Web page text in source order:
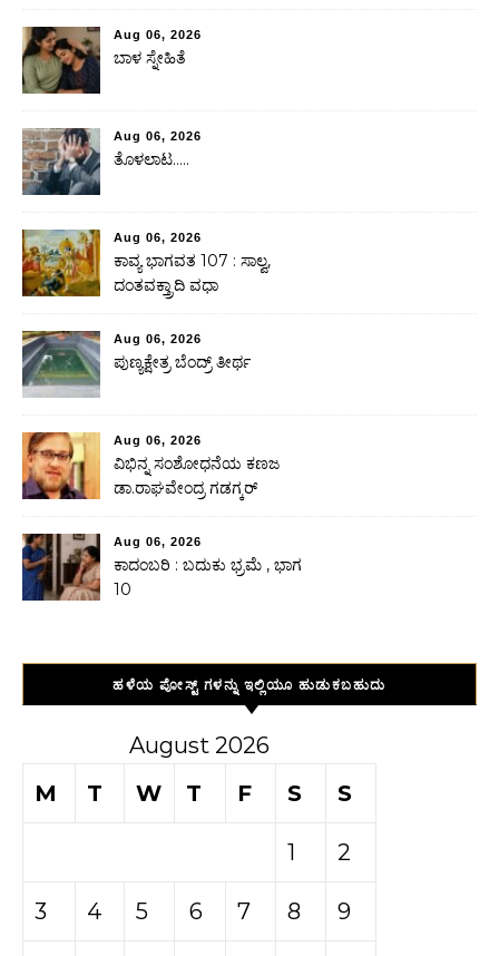
Aug 06, 2026
ಬಾಳ ಸ್ನೇಹಿತೆ
Aug 06, 2026
ತೊಳಲಾಟ…..
Aug 06, 2026
ಕಾವ್ಯ ಭಾಗವತ 107 : ಸಾಲ್ವ,
ದಂತವಕ್ತ್ರಾದಿ ವಧಾ
Aug 06, 2026
ಪುಣ್ಯಕ್ಷೇತ್ರ ಬೆಂದ್ರ್ ತೀರ್ಥ
Aug 06, 2026
ವಿಭಿನ್ನ ಸಂಶೋಧನೆಯ ಕಣಜ
ಡಾ.ರಾಘವೇಂದ್ರ ಗಡಗ್ಕರ್
Aug 06, 2026
ಕಾದಂಬರಿ : ಬದುಕು ಭ್ರಮೆ , ಭಾಗ
10
ಹಳೆಯ ಪೋಸ್ಟ್ ಗಳನ್ನು ಇಲ್ಲಿಯೂ ಹುಡುಕಬಹುದು
August 2026
M
T W T F S S
1 2
3 4 5 6 7 8 9